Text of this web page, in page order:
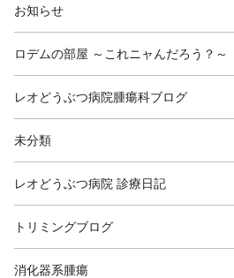
お知らせ
ロデムの部屋 ～これニャんだろう？～
レオどうぶつ病院腫瘍科ブログ
未分類
レオどうぶつ病院 診療日記
トリミングブログ
消化器系腫瘍